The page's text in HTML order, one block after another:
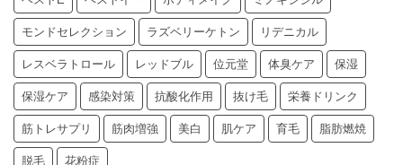
モンドセレクション ラズベリーケトン リデニカル
レスベラトロール レッドブル 位元堂 体臭ケア 保湿
保湿ケア 感染対策 抗酸化作用 抜け毛 栄養ドリンク
筋トレサプリ 筋肉増強 美白 肌ケア 育毛 脂肪燃焼
脱毛 花粉症